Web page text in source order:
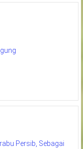
Persib, Sebagai